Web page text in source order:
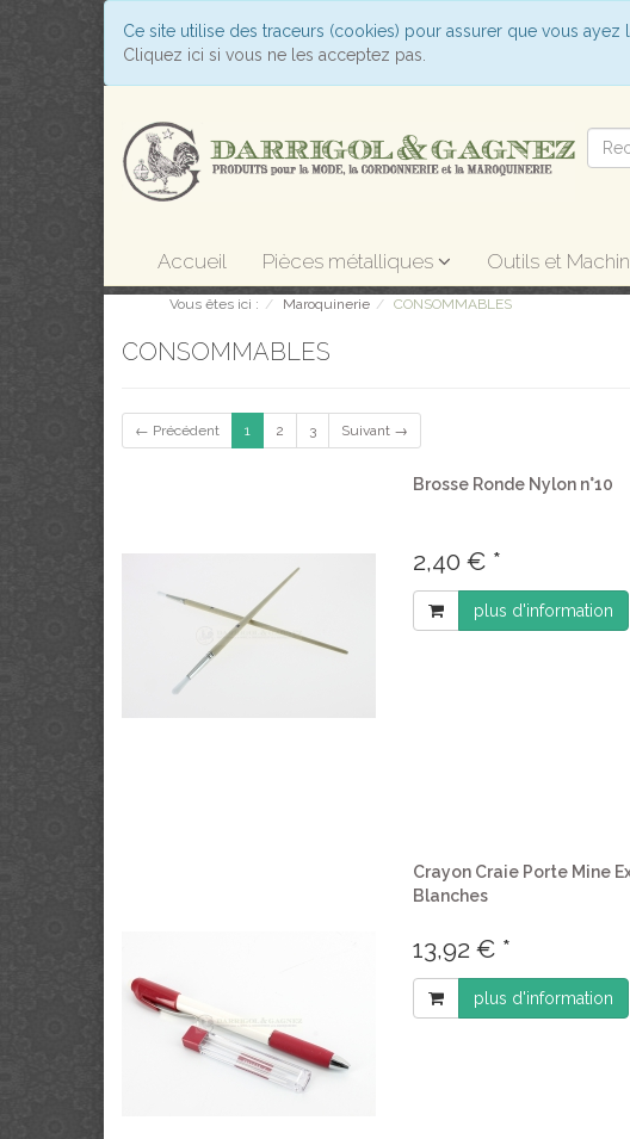
Ce site utilise des traceurs (cookies) pour assurer que vous
Cliquez ici si vous ne les acceptez pas.
Accueil Pièces métalliques Outils et
Vous êtes ici : Maroquinerie CONSOMMABLES
CONSOMMABLES
← Précédent 1 2 3 Suivant →
Brosse Ronde Nylon n°10
2,40 € *
plus d'information
Crayon Craie Porte Mine
Blanches
13,92 € *
plus d'information